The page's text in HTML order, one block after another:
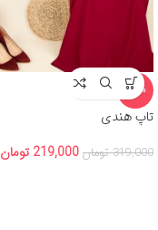
-31%
تاپ هندی
319,000 تومان 219,000 تومان